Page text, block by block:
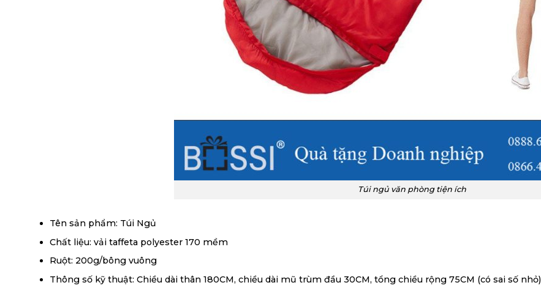
Túi ngủ văn phòng tiện ích
Tên sản phẩm: Túi Ngủ
Chất liệu: vải taffeta polyester 170 mềm
Ruột: 200g/bông vuông
Thông số kỹ thuật: Chiều dài thân 180CM, chiều dài mũ trùm đầu 30CM, tổng chiều rộng 75CM (có sai số nhỏ)